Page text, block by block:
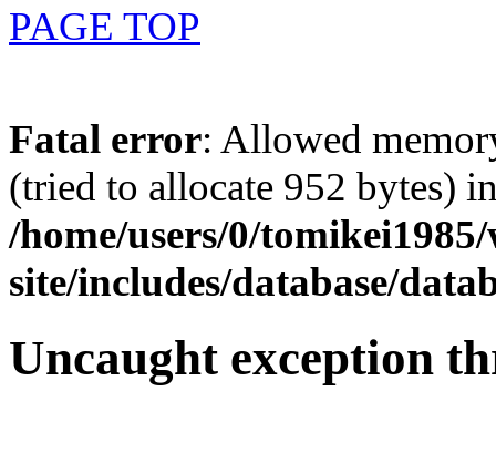
PAGE TOP
Fatal error: Allowed
(tried to allocate 952 bytes)
/home/users/0/
site/includes/database/
Uncaught exception